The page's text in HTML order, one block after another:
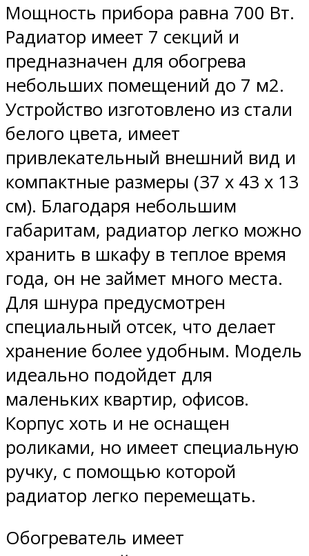
Мощность прибора равна 700 Вт.
Радиатор имеет 7 секций и
предназначен для обогрева
небольших помещений до 7 м2.
Устройство изготовлено из стали
белого цвета, имеет
привлекательный внешний вид и
компактные размеры (37 х 43 х 13
см). Благодаря небольшим
габаритам, радиатор легко можно
хранить в шкафу в теплое время
года, он не займет много места.
Для шнура предусмотрен
специальный отсек, что делает
хранение более удобным. Модель
идеально подойдет для
маленьких квартир, офисов.
Корпус хоть и не оснащен
роликами, но имеет специальную
ручку, с помощью которой
радиатор легко перемещать.
Обогреватель имеет